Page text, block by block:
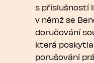
s příslušností
v němž se
doručování
která
porušování